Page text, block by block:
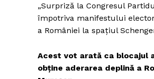
„Surpriză la Congresul
împotriva manifestului
a României la spațiul
Acest vot arată ca blocajul
obține aderarea deplină a